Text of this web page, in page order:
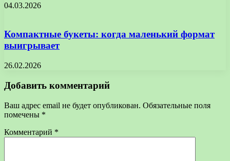
04.03.2026
Компактные букеты: когда маленький формат
выигрывает
26.02.2026
Добавить комментарий
Ваш адрес email не будет опубликован. Обязательные поля
помечены *
Комментарий *